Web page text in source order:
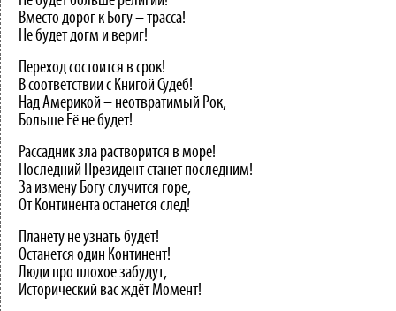
Вместо дорог к Богу – трасса!
Не будет догм и вериг!
Переход состоится в срок!
В соответствии с Книгой Судеб!
Над Америкой – неотвратимый Рок,
Больше Её не будет!
Рассадник зла растворится в море!
Последний Президент станет последним!
За измену Богу случится горе,
От Континента останется след!
Планету не узнать будет!
Останется один Континент!
Люди про плохое забудут,
Исторический вас ждёт Момент!